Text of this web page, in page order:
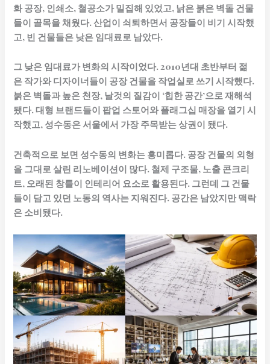
화 공장, 인쇄소, 철공소가 밀집해 있었고, 낡은 붉은 벽돌 건물
들이 골목을 채웠다. 산업이 쇠퇴하면서 공장들이 비기 시작했
고, 빈 건물들은 낮은 임대료로 남았다.
그 낮은 임대료가 변화의 시작이었다. 2010년대 초반부터 젊
은 작가와 디자이너들이 공장 건물을 작업실로 쓰기 시작했다.
붉은 벽돌과 높은 천장, 날것의 질감이 ‘힙한 공간’으로 재해석
됐다. 대형 브랜드들이 팝업 스토어와 플래그십 매장을 열기 시
작했고, 성수동은 서울에서 가장 주목받는 상권이 됐다.
건축적으로 보면 성수동의 변화는 흥미롭다. 공장 건물의 외형
을 그대로 살린 리노베이션이 많다. 철제 구조물, 노출 콘크리
트, 오래된 창틀이 인테리어 요소로 활용된다. 그런데 그 건물
들이 담고 있던 노동의 역사는 지워진다. 공간은 남았지만 맥락
은 소비됐다.